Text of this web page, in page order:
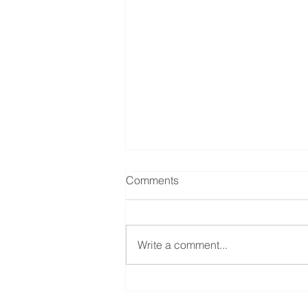
Festival Encijan
Comments
Write a comment...